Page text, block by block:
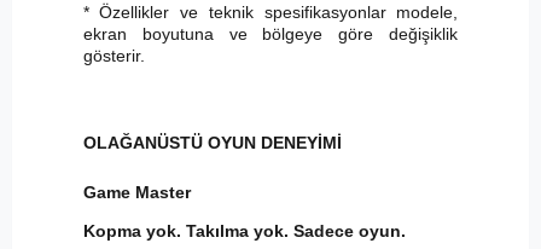
* Özellikler ve teknik spesifikasyonlar modele,
ekran boyutuna ve bölgeye göre değişiklik
gösterir.
OLAĞANÜSTÜ OYUN DENEYİMİ
Game Master
Kopma yok. Takılma yok. Sadece oyun.